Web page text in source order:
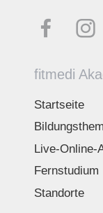
fitmedi
Startseite
Live-Online-
Fernstudium
Standorte